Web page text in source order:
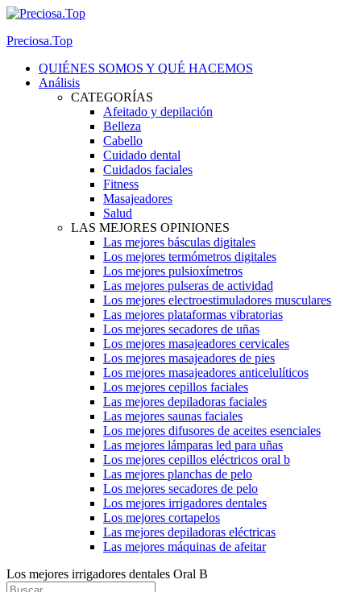
Preciosa.Top
QUIÉNES SOMOS Y QUÉ HACEMOS
Análisis
CATEGORÍAS
Afeitado y depilación
Belleza
Cabello
Cuidado dental
Cuidados faciales
Fitness
Masajeadores
Salud
LAS MEJORES OPINIONES
Las mejores básculas digitales
Los mejores termómetros digitales
Los mejores pulsioxímetros
Las mejores pulseras de actividad
Los mejores electroestimuladores musculares
Las mejores plataformas vibratorias
Los mejores secadores de uñas
Los mejores masajeadores cervicales
Los mejores masajeadores de pies
Los mejores masajeadores anticelulíticos
Los mejores cepillos faciales
Las mejores depiladoras faciales
Las mejores saunas faciales
Los mejores difusores de aceites esenciales
Las mejores lámparas led para uñas
Los mejores cepillos eléctricos oral b
Las mejores planchas de pelo
Los mejores secadores de pelo
Los mejores irrigadores dentales
Los mejores cortapelos
Las mejores depiladoras eléctricas
Las mejores máquinas de afeitar
Los mejores irrigadores dentales Oral B